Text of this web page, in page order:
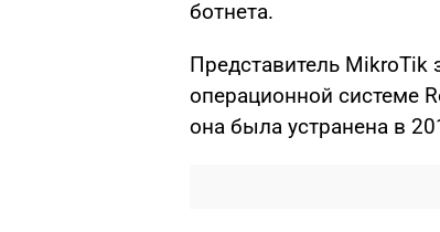
ботнета.
Представитель MikroTik
операционной системе
она была устранена в